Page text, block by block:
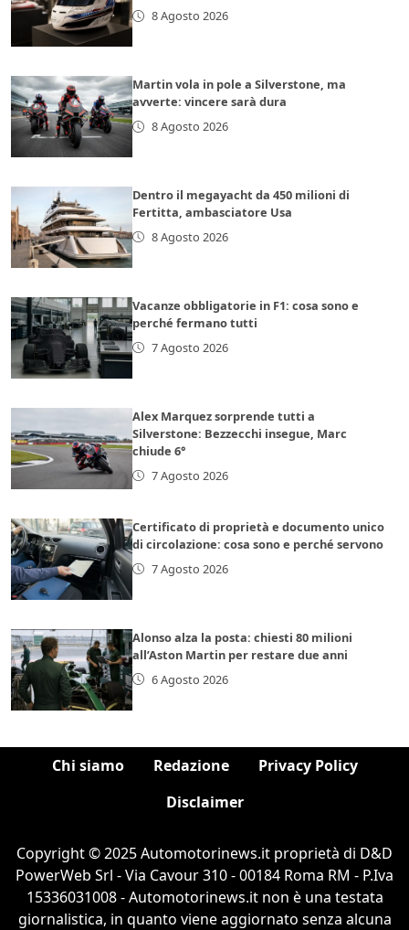
8 Agosto 2026
Martin vola in pole a Silverstone, ma
avverte: vincere sarà dura
8 Agosto 2026
Dentro il megayacht da 450 milioni di
Fertitta, ambasciatore Usa
8 Agosto 2026
Vacanze obbligatorie in F1: cosa sono e
perché fermano tutti
7 Agosto 2026
Alex Marquez sorprende tutti a
Silverstone: Bezzecchi insegue, Marc
chiude 6°
7 Agosto 2026
Certificato di proprietà e documento unico
di circolazione: cosa sono e perché servono
7 Agosto 2026
Alonso alza la posta: chiesti 80 milioni
all’Aston Martin per restare due anni
6 Agosto 2026
Chi siamo Redazione
Privacy Policy
Disclaimer
Copyright © 2025 Automotorinews.it proprietà di D&D
PowerWeb Srl - Via Cavour 310 - 00184 Roma RM - P.Iva
15336031008 - Automotorinews.it non è una testata
giornalistica, in quanto viene aggiornato senza alcuna